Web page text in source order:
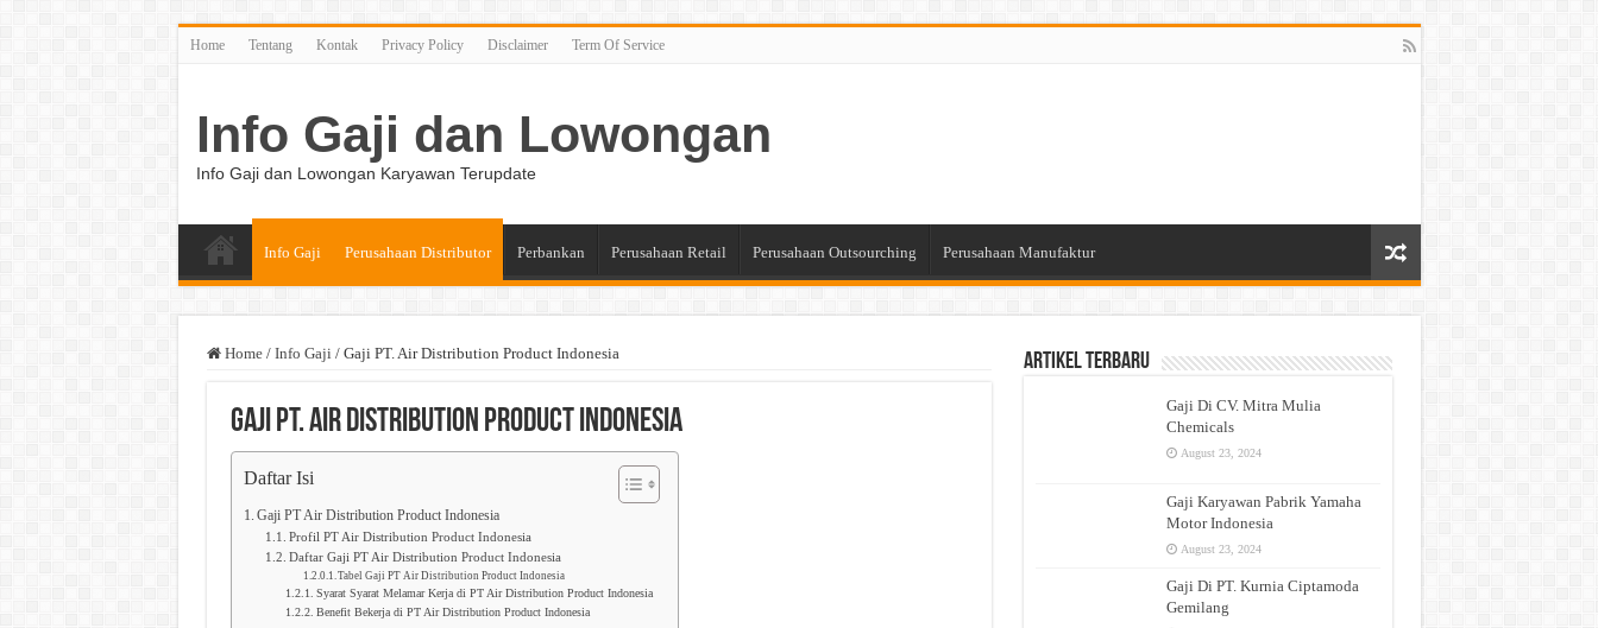
Home Tentang Kontak Privacy Policy Disclaimer Term Of Service
Info Gaji dan Lowongan
Info Gaji dan Lowongan Karyawan Terupdate
Info Gaji Perusahaan Distributor Perbankan Perusahaan Retail Perusahaan Outsourching Perusahaan Manufaktur
Home / Info Gaji / Gaji PT. Air Distribution Product Indonesia
Gaji PT. Air Distribution Product Indonesia
Daftar Isi
Gaji PT Air Distribution Product Indonesia
Profil PT Air Distribution Product Indonesia
Daftar Gaji PT Air Distribution Product Indonesia
Tabel Gaji PT Air Distribution Product Indonesia
Syarat Syarat Melamar Kerja di PT Air Distribution Product Indonesia
Benefit Bekerja di PT Air Distribution Product Indonesia
Artikel Terbaru
Gaji Di CV. Mitra Mulia
Chemicals
August 23, 2024
Gaji Karyawan Pabrik Yamaha
Motor Indonesia
August 23, 2024
Gaji Di PT. Kurnia Ciptamoda
Gemilang